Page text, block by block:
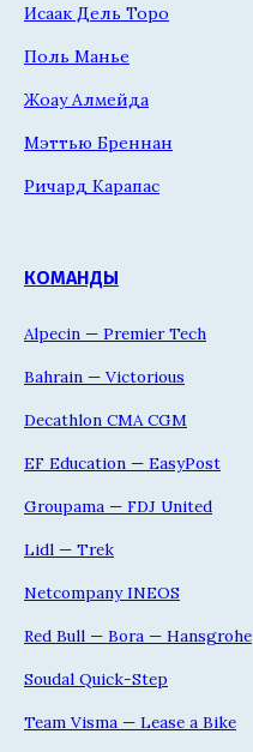
Исаак Дель Торо
Поль Манье
Жоау Алмейда
Мэттью Бреннан
Ричард Карапас
КОМАНДЫ
Alpecin — Premier Tech
Bahrain — Victorious
Decathlon CMA CGM
EF Education — EasyPost
Groupama — FDJ United
Lidl — Trek
Netcompany INEOS
Red Bull — Bora — Hansgrohe
Soudal Quick-Step
Team Visma — Lease a Bike